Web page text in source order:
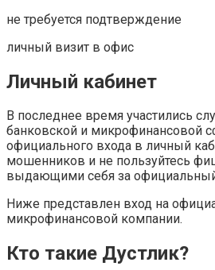
не требуется подтверждение
личный визит в офис
Личный кабинет
В последнее время участились
банковской и микрофинансовой
официального входа в личный
мошенников и не пользуйтесь
выдающими себя за
Ниже представлен вход на
микрофинансовой компании.
Кто такие Дустлик?